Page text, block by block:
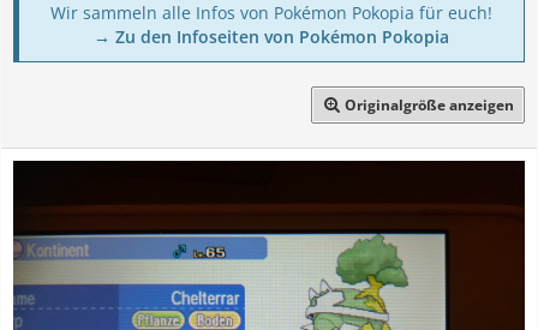
Wir sammeln alle Infos von Pokémon Pokopia für euch!
→ Zu den Infoseiten von Pokémon Pokopia
Originalgröße anzeigen